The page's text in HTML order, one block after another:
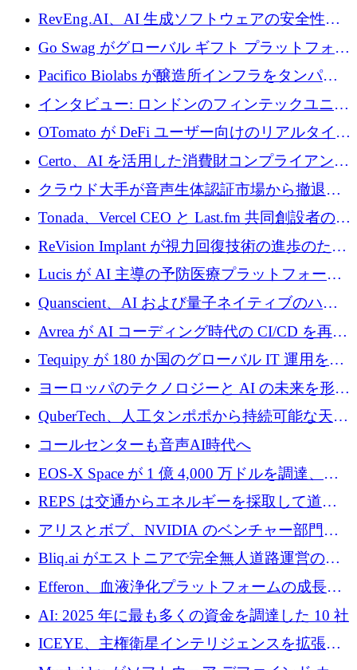
に400万ポンドを投資
RevEng.AI、AI 生成ソフトウェアの安全性を
確保するために 1,500 万ドルを調達
Go Swag がグローバル ギフト プラットフォー
ムを拡大するために 500 万ドルを調達
Pacifico Biolabs が醸造所インフラをタンパク
質生産に転換するために 700 万ユーロを調達
インタビュー: ロンドンのフィンテックユニコ
ーン Tide の CEO、オリバー・プリル氏
OTomato が DeFi ユーザー向けのリアルタイム
インテリジェンス レイヤーを構築するために
Improbable から 200 万ドルを調達
Certo、AI を活用した消費財コンプライアンス
プラットフォームのために 400 万ドルを調達
クラウド大手が音声生体認証市場から撤退す
るなか、Voxmindが54万6,000ポンドのプレシ
ード資金を調達
Tonada、Vercel CEO と Last.fm 共同創設者の支
援を受けてステルス撤退
ReVision Implant が視力回復技術の進歩のため
に 400 万ユーロを確保
Lucis が AI 主導の予防医療プラットフォーム
を拡大するためにシリーズ A で 2,000 万ドル
を調達
Quanscient、AI および量子ネイティブのハー
ドウェア エンジニアリングを推進するために
1,000 万ユーロを調達
Avrea が AI コーディング時代の CI/CD を再発
明するために 470 万ドルをかけてステルスか
ら浮上
Tequipy が 180 か国のグローバル IT 運用を自
動化するために 300 万ユーロ以上を調達
ヨーロッパのテクノロジーと AI の未来を形作
る: イノベーション リーダーが Nexus
Luxembourg 2026 に集まる理由
QuberTech、人工タンポポから持続可能な天然
ゴムを開発するために 340 万ポンドを調達
コールセンターも音声AI時代へ
EOS-X Space が 1 億 4,000 万ドルを調達、
Mistral が Emmi AI を買収、Bliq がエストニア
での完全無人道路運営を承認
REPS は交通からエネルギーを採取して道路
を発電所に変えるために 2,360 万ドルを調達
アリスとボブ、NVIDIA のベンチャー部門か
らの投資でシリーズ B を拡大
Bliq.ai がエストニアで完全無人道路運営の承
認を獲得
Efferon、血液浄化プラットフォームの成長に
250万ユーロを確保
AI: 2025 年に最も多くの資金を調達した 10 社
ICEYE、主権衛星インテリジェンスを拡張す
るために 3 億ユーロの信用枠を確保